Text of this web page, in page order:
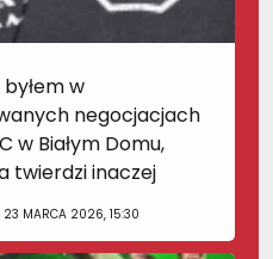
w
negocjacjach
w Białym Domu,
twierdzi inaczej
23 MARCA 2026, 15:30